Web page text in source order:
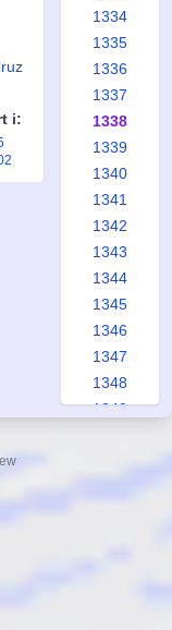
i:
1334
1335
1336
1337
1338
1339
1340
1341
1342
1343
1344
1345
1346
1347
1348
1349